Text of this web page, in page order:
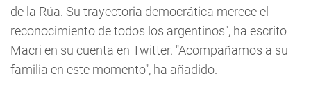
de la Rúa. Su trayectoria democrática merece el
reconocimiento de todos los argentinos", ha escrito
Macri en su cuenta en Twitter. "Acompañamos a su
familia en este momento", ha añadido.